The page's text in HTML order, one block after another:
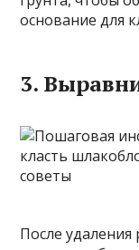
основание для
3.
После удаления